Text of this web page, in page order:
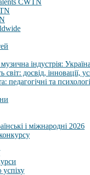
CWTN
індустрія:
досвід, інновації,
педагогічні та
і міжнародні 2026